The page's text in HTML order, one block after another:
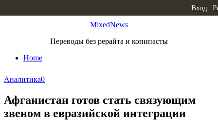
MixedNews
Переводы без рерайта и копипасты
Home
Вход |
Аналитика0
Афганистан готов стать связующим
звеном в евразийской интеграции